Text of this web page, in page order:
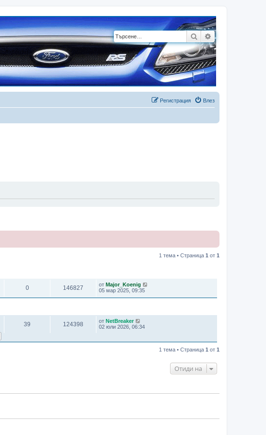
ТърсенеРазширено
Влез
Регистрация
1 тема • Страница 1 от 1
0 146827 от Major_Koenig
05 мар 2025, 09:35
39 124398 от NetBreaker
02 юли 2026, 06:34
1 тема • Страница 1 от 1
Отиди на